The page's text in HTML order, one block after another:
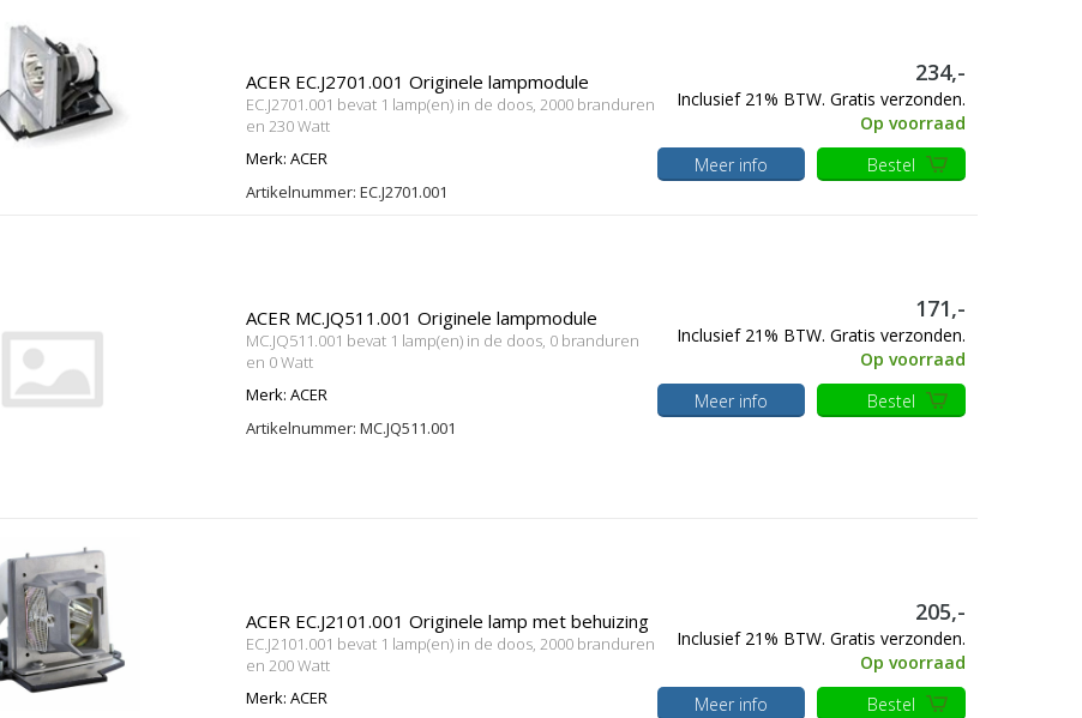
ACER EC.J2701.001 Originele lampmodule
EC.J2701.001 bevat 1 lamp(en) in de doos, 2000 branduren
en 230 Watt
Merk: ACER
Artikelnummer: EC.J2701.001
234,-
Inclusief 21% BTW. Gratis verzonden.
Op voorraad
Meer info
Bestel
ACER MC.JQ511.001 Originele lampmodule
MC.JQ511.001 bevat 1 lamp(en) in de doos, 0 branduren
en 0 Watt
Merk: ACER
Artikelnummer: MC.JQ511.001
171,-
Inclusief 21% BTW. Gratis verzonden.
Op voorraad
Meer info
Bestel
ACER EC.J2101.001 Originele lamp met behuizing
EC.J2101.001 bevat 1 lamp(en) in de doos, 2000 branduren
en 200 Watt
Merk: ACER
205,-
Inclusief 21% BTW. Gratis verzonden.
Op voorraad
Meer info
Bestel